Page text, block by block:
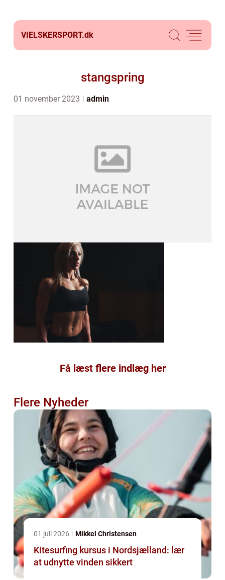
VIELSKERSPORT.dk
stangspring
01 november 2023 admin
Få læst flere indlæg her
Flere Nyheder
01 juli 2026 Mikkel Christensen
Kitesurfing kursus i Nordsjælland: lær
at udnytte vinden sikkert